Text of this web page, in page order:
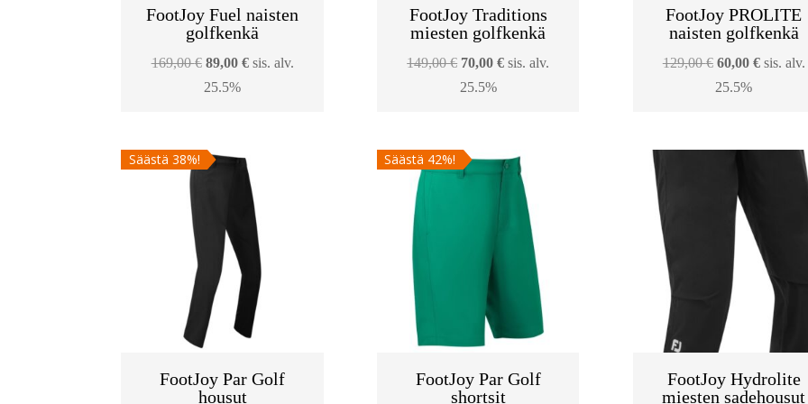
FootJoy Fuel naisten
golfkenkä
169,00€ Alkuperäinen
hinta
89,00 €Nykyinen
sis. alv.
25.5%
FootJoy Traditions
miesten golfkenkä
149,00€ Alkuperäinen
hinta
70,00€Nykyinen
sis. alv.
25.5%
FootJoy PROLITE
naisten golfkenkä
129,00€ Alkuperäinen
hinta
60,00 € sis. alv.
25.5%
Säästä 38%!
FootJoy Par Golf
housut
Säästä 42%!
FootJoy Par Golf
shortsit
FootJoy Hydrolite
miesten sadehousut